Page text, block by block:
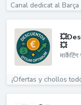
Canal dedicat al
💥
¡Ofertas y chollos